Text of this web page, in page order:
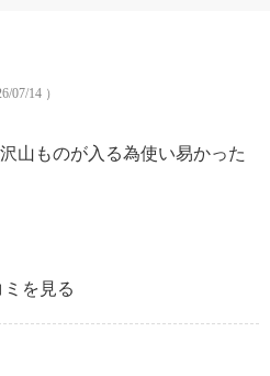
07/14 ）
山ものが入る為使い易かった
を見る